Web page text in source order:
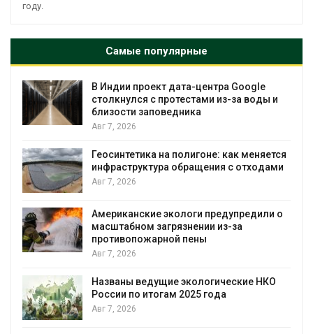
году.
Самые популярные
В Индии проект дата-центра Google
столкнулся с протестами из-за воды и
близости заповедника
Авг 7, 2026
Геосинтетика на полигоне: как меняется
инфраструктура обращения с отходами
Авг 7, 2026
Американские экологи предупредили о
масштабном загрязнении из-за
противопожарной пены
Авг 7, 2026
Названы ведущие экологические НКО
России по итогам 2025 года
Авг 7, 2026